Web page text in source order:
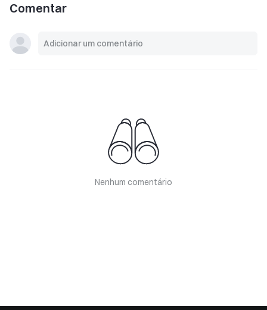
Comentar
Nenhum comentário